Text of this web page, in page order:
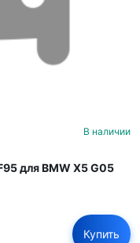
В наличии
для BMW X5 G05
Купить